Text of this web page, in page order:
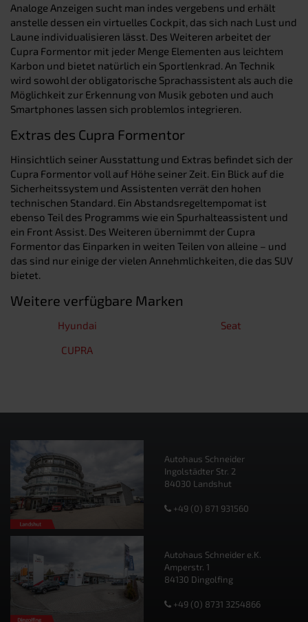
Analoge Anzeigen sucht man indes vergebens und erhält
anstelle dessen ein virtuelles Cockpit, das sich nach Lust und
Laune individualisieren lässt. Des Weiteren arbeitet der
Cupra Formentor mit jeder Menge Elementen aus leichtem
Karbon und bietet natürlich ein Sportlenkrad. An Technik
wird sowohl der obligatorische Sprachassistent als auch die
Möglichkeit zur Erkennung von Musik geboten und auch
Smartphones lassen sich problemlos integrieren.
Extras des Cupra Formentor
Hinsichtlich seiner Ausstattung und Extras befindet sich der
Cupra Formentor voll auf Höhe seiner Zeit. Ein Blick auf die
Sicherheitssystem und Assistenten verrät den hohen
technischen Standard. Ein Abstandsregeltempomat ist
ebenso Teil des Programms wie ein Spurhalteassistent und
ein Front Assist. Des Weiteren übernimmt der Cupra
Formentor das Einparken in weiten Teilen von alleine – und
das sind nur einige der vielen Annehmlichkeiten, die das SUV
bietet.
Weitere verfügbare Marken
Hyundai
Seat
CUPRA
Autohaus Schneider
Ingolstädter Str. 2
84030 Landshut
+49 (0) 871 931560
Autohaus Schneider e.K.
Amperstr. 1
84130 Dingolfing
+49 (0) 8731 3254866